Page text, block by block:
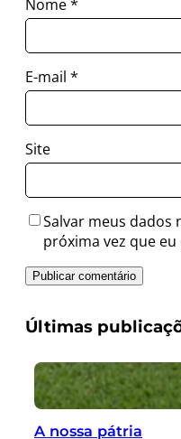
Nome*
E-mail *
Site
Salvar meus dados
próxima vez que
Últimas
A nossa pátria